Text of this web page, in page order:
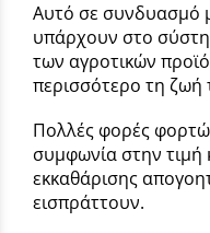
Αυτό σε συνδυασμό
υπάρχουν στο
των αγροτικών
περισσότερο τη
Πολλές φορές
συμφωνία στην τιμή
εκκαθάρισης
εισπράττουν.